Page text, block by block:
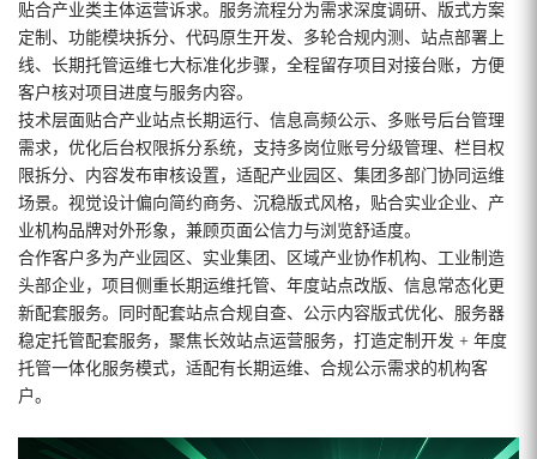
贴合产业类主体运营诉求。服务流程分为需求深度调研、版式方案
定制、功能模块拆分、代码原生开发、多轮合规内测、站点部署上
线、长期托管运维七大标准化步骤，全程留存项目对接台账，方便
客户核对项目进度与服务内容。
技术层面贴合产业站点长期运行、信息高频公示、多账号后台管理
需求，优化后台权限拆分系统，支持多岗位账号分级管理、栏目权
限拆分、内容发布审核设置，适配产业园区、集团多部门协同运维
场景。视觉设计偏向简约商务、沉稳版式风格，贴合实业企业、产
业机构品牌对外形象，兼顾页面公信力与浏览舒适度。
合作客户多为产业园区、实业集团、区域产业协作机构、工业制造
头部企业，项目侧重长期运维托管、年度站点改版、信息常态化更
新配套服务。同时配套站点合规自查、公示内容版式优化、服务器
稳定托管配套服务，聚焦长效站点运营服务，打造定制开发 + 年度
托管一体化服务模式，适配有长期运维、合规公示需求的机构客
户。